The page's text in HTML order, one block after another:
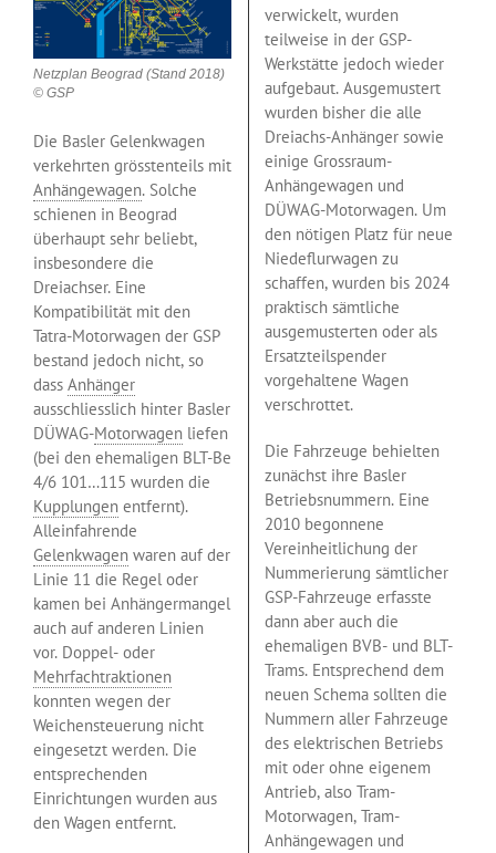
Netzplan Beograd (Stand 2018)
© GSP
Die Basler Gelenkwagen
verkehrten grösstenteils mit
Anhängewagen. Solche
schienen in Beograd
überhaupt sehr beliebt,
insbesondere die
Dreiachser. Eine
Kompatibilität mit den
Tatra-Motorwagen der GSP
bestand jedoch nicht, so
dass Anhänger
ausschliesslich hinter Basler
DÜWAG-Motorwagen liefen
(bei den ehemaligen BLT-Be
4/6 101…115 wurden die
Kupplungen entfernt).
Alleinfahrende
Gelenkwagen waren auf der
Linie 11 die Regel oder
kamen bei Anhängermangel
auch auf anderen Linien
vor. Doppel- oder
Mehrfachtraktionen
konnten wegen der
Weichensteuerung nicht
eingesetzt werden. Die
entsprechenden
Einrichtungen wurden aus
den Wagen entfernt.
verwickelt, wurden
teilweise in der GSP-
Werkstätte jedoch wieder
aufgebaut. Ausgemustert
wurden bisher die alle
Dreiachs-Anhänger sowie
einige Grossraum-
Anhängewagen und
DÜWAG-Motorwagen. Um
den nötigen Platz für neue
Niedeflurwagen zu
schaffen, wurden bis 2024
praktisch sämtliche
ausgemusterten oder als
Ersatzteilspender
vorgehaltene Wagen
verschrottet.
Die Fahrzeuge behielten
zunächst ihre Basler
Betriebsnummern. Eine
2010 begonnene
Vereinheitlichung der
Nummerierung sämtlicher
GSP-Fahrzeuge erfasste
dann aber auch die
ehemaligen BVB- und BLT-
Trams. Entsprechend dem
neuen Schema sollten die
Nummern aller Fahrzeuge
des elektrischen Betriebs
mit oder ohne eigenem
Antrieb, also Tram-
Motorwagen, Tram-
Anhängewagen und